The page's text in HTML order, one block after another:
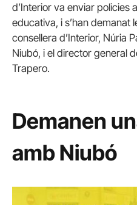
d’Interior va enviar policies
educativa, i s’han demanat
consellera d’Interior, Núria
Niubó, i el director general
Trapero.
Demanen
amb Niubó